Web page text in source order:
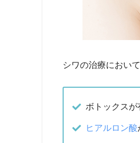
シワの治療において
ボトックスが
ヒアルロン酸